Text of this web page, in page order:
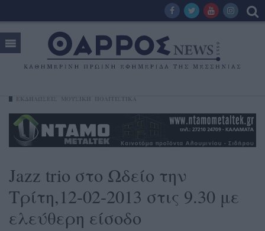
Jazz trio στο Ωδείο την
Τρίτη,12-02-2013 στις 9.30 με
ελεύθερη είσοδο